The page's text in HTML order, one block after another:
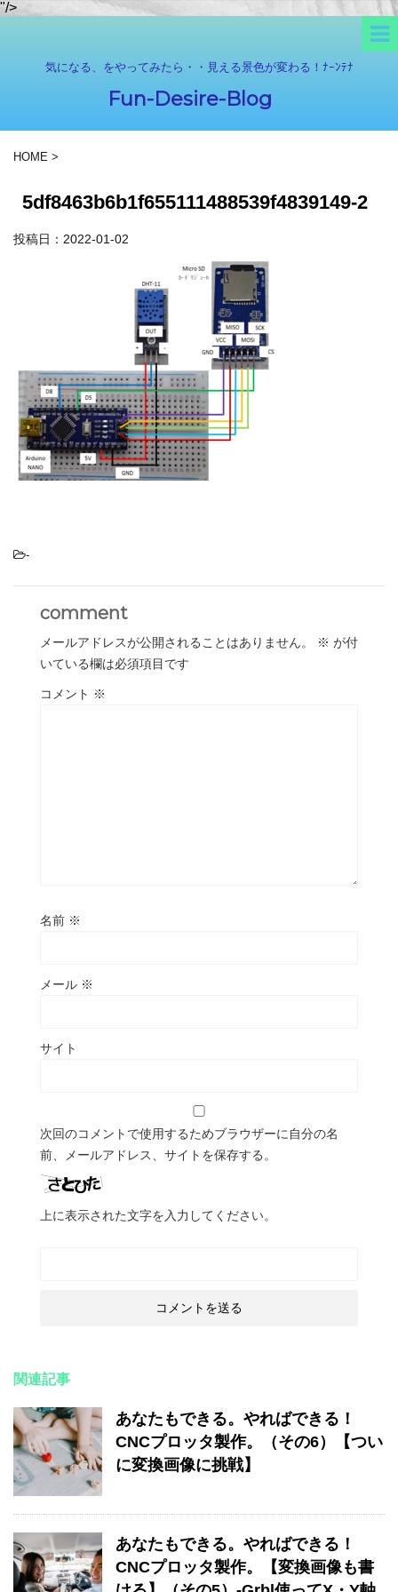
"/>
気になる、をやってみたら・・見える景色が変わる！ﾅｰﾝﾃﾅ
Fun-Desire-Blog
HOME >
5df8463b6b1f655111488539f4839149-2
投稿日： 2022-01-02
-
comment
メールアドレスが公開されることはありません。 ※ が付
いている欄は必須項目です
コメント ※
名前 ※
メール ※
サイト
次回のコメントで使用するためブラウザーに自分の名
前、メールアドレス、サイトを保存する。
上に表示された文字を入力してください。
関連記事
あなたもできる。やればできる！
CNCプロッタ製作。（その6）【つい
に変換画像に挑戦】
あなたもできる。やればできる！
CNCプロッタ製作。【変換画像も書